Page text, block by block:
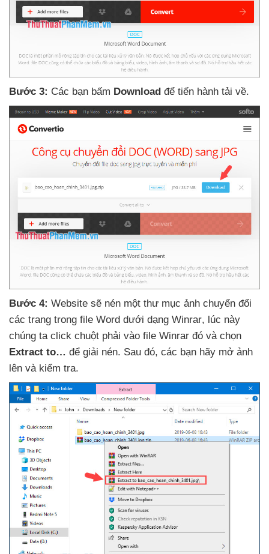
Bước 3: Các bạn bấm Download để tiến hành tải về.
Bước 4: Website sẽ nén một thư mục ảnh chuyển đổi
các trang trong file Word dưới dạng Winrar, lúc này
chúng ta click chuột phải vào file Winrar đó và chọn
Extract to… để giải nén. Sau đó, các bạn hãy mở ảnh
lên và kiểm tra.